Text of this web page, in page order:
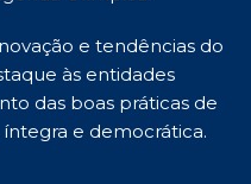
e tendências do
às entidades
das boas práticas de
e democrática.